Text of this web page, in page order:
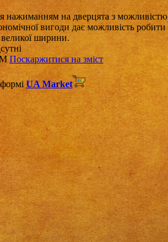
нажиманням на дверцята з можливістю
вигоди дає можливість робити
ширини.
М Поскаржитися на зміст
UA Market